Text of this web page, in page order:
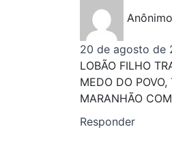
Anônimo
20 de agosto de
LOBÃO FILHO
MEDO DO POVO,
MARANHÃO
Responder